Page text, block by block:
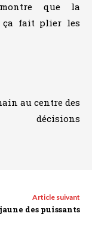
que la
ça fait plier les
au centre des
décisions
Article suivant
des puissants